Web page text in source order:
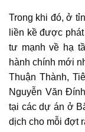
Trong khi đó, ở
liền kề được
tư mạnh về hạ
hành chính mới
Thuận Thành,
Nguyễn Văn
tại các dự án ở
dịch cho mỗi đợt